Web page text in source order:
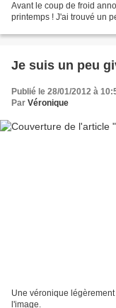
Avant le coup de froid
printemps ! J'ai trouvé un
Je suis un peu
Publié le 28/01/2012 à
Par Véronique
Une véronique
l'image.